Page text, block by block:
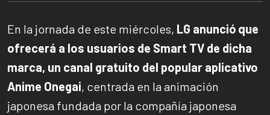
En la jornada de este miércoles, LG anunció que
ofrecerá a los usuarios de Smart TV de dicha
marca, un canal gratuito del popular aplicativo
Anime Onegai, centrada en la animación
japonesa fundada por la compañía japonesa